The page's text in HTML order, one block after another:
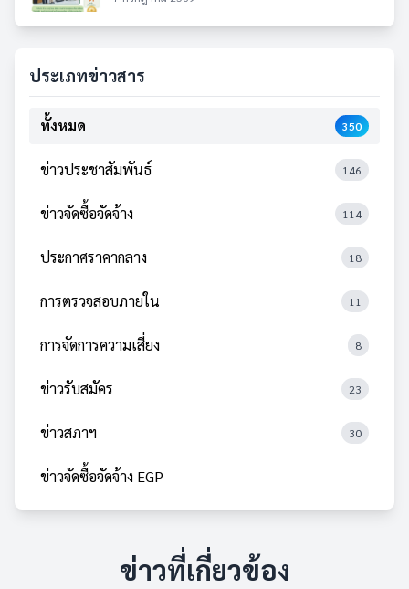
ประเภทข่าวสาร
ทั้งหมด 350
ข่าวประชาสัมพันธ์ 146
ข่าวจัดซื้อจัดจ้าง 114
ประกาศราคากลาง 18
การตรวจสอบภายใน 11
การจัดการความเสี่ยง 8
ข่าวรับสมัคร 23
ข่าวสภาฯ 30
ข่าวจัดซื้อจัดจ้าง EGP
ข่าวที่เกี่ยวข้อง